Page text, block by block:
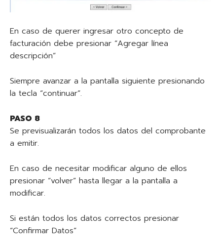
En caso de querer ingresar otro concepto de
facturación debe presionar “Agregar línea
descripción”
Siempre avanzar a la pantalla siguiente presionando
la tecla “continuar”.
PASO 8
Se previsualizarán todos los datos del comprobante
a emitir.
En caso de necesitar modificar alguno de ellos
presionar “volver” hasta llegar a la pantalla a
modificar.
Si están todos los datos correctos presionar
“Confirmar Datos”